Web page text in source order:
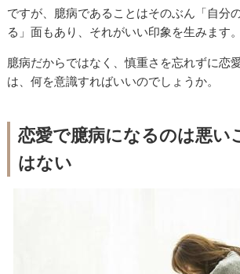
ですが、臆病であることはそのぶん「自分
る」面もあり、それがいい印象を生みます。
臆病だからではなく、慎重さを忘れずに恋
は、何を意識すればいいのでしょうか。
恋愛で臆病になるのは悪い
はない